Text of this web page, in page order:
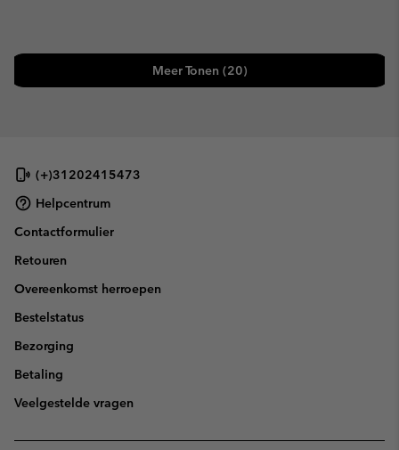
Meer Tonen (20)
(+)31202415473
Helpcentrum
Contactformulier
Retouren
Overeenkomst herroepen
Bestelstatus
Bezorging
Betaling
Veelgestelde vragen